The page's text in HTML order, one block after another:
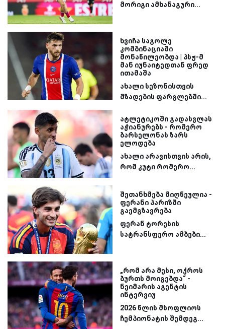
მორიგი ამხანაგური...
ხვიჩა საგოლე
კომბინაციაში
მონაწილეობდა | პსჟ-მ
მან იუნაიტედთან ფრედ
ითამაშა
ახალი სეზონისთვის
მზადების ფარგლებში...
ატლეტიკოში გადასვლას
აჭიანურებს - რომერო
ბარსელონას ზარს
ელოდება
ახალი არავისთვის არის,
რომ კუტი რომერო...
შეთანხმება მიღწეულია -
ფერანი პარიზში
გაემგზავრება
ფერან ტორესის
სატრანსფერო ამბები...
„რომ არა მესი, ოქროს
ბურთს მოიგებდა“ -
ნეიმარის აგენტის
ინტერვიუ
2026 წლის მსოფლიოს
ჩემპიონატის შემდეგ...